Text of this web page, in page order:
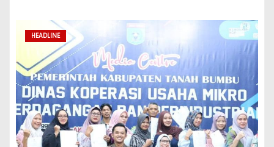
HEADLINE